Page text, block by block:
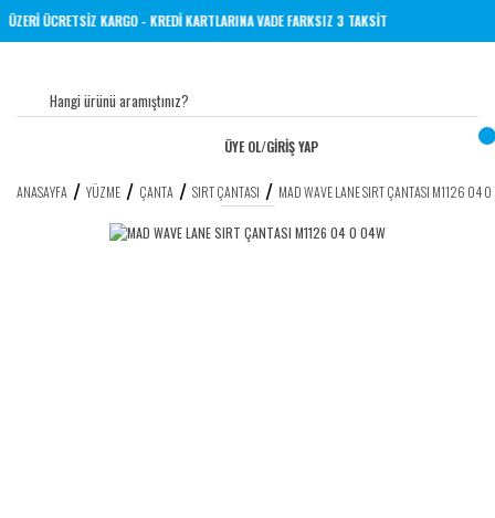
VE ÜZERİ ÜCRETSİZ KARGO - KREDİ KARTLARINA VADE FARKSIZ 3 TAKSİT
ÜYE OL/GİRİŞ YAP
ANASAYFA YÜZME ÇANTA SIRT ÇANTASI MAD WAVE LANE SIRT ÇANTASI M1126 04